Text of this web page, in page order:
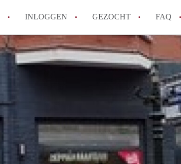
INLOGGEN GEZOCHT FAQ
How to translate
Hoeveel kost het om te reageren op
Wat is de privacyverklaring van
Berekent AppartementRoermond
makelaarsvergoeding/
Alle veelgestelde vragen